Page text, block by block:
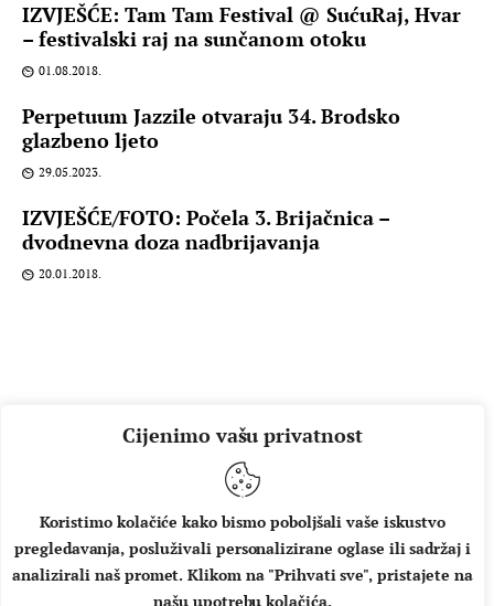
Cijenimo vašu privatnost
Koristimo kolačiće kako bismo poboljšali vaše iskustvo
pregledavanja, posluživali personalizirane oglase ili sadržaj i
analizirali naš promet. Klikom na "Prihvati sve", pristajete na
našu upotrebu kolačića.
IZVJEŠĆE: Tam Tam Festival @ SućuRaj, Hvar
– festivalski raj na sunčanom otoku
01.08.2018.
Perpetuum Jazzile otvaraju 34. Brodsko
glazbeno ljeto
29.05.2023.
IZVJEŠĆE/FOTO: Počela 3. Brijačnica –
dvodnevna doza nadbrijavanja
20.01.2018.
O NAMA IMPRESSUM UVJETI KORIŠTENJA